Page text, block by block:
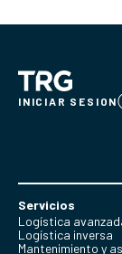
INICIAR SESION
Servicios
Logística
Logística inversa
Mantenimiento y